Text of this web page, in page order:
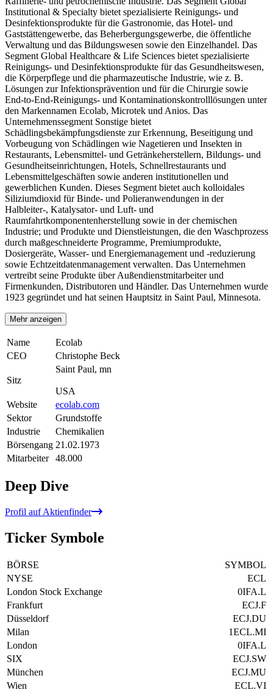
Institutional & Specialty bietet spezialisierte Reinigungs- und
Desinfektionsprodukte für die Gastronomie, das Hotel- und
Gaststättengewerbe, das Beherbergungsgewerbe, die öffentliche
Verwaltung und das Bildungswesen sowie den Einzelhandel. Das
Segment Global Healthcare & Life Sciences bietet spezialisierte
Reinigungs- und Desinfektionsprodukte für das Gesundheitswesen,
die Körperpflege und die pharmazeutische Industrie, wie z. B.
Lösungen zur Infektionsprävention und für die Chirurgie sowie
End-to-End-Reinigungs- und Kontaminationskontrolllösungen unter
den Markennamen Ecolab, Microtek und Anios. Das
Unternehmenssegment Sonstige bietet
Schädlingsbekämpfungsdienste zur Erkennung, Beseitigung und
Vorbeugung von Schädlingen wie Nagetieren und Insekten in
Restaurants, Lebensmittel- und Getränkeherstellern, Bildungs- und
Gesundheitseinrichtungen, Hotels, Schnellrestaurants und
Lebensmittelgeschäften sowie anderen institutionellen und
gewerblichen Kunden. Dieses Segment bietet auch kolloidales
Siliziumdioxid für Binde- und Polieranwendungen in der
Halbleiter-, Katalysator- und Luft- und
Raumfahrtkomponentenherstellung sowie in der chemischen
Industrie; und Produkte und Dienstleistungen, die den Waschprozess
durch maßgeschneiderte Programme, Premiumprodukte,
Dosiergeräte, Wasser- und Energiemanagement und -reduzierung
sowie Echtzeitdatenmanagement verwalten. Das Unternehmen
vertreibt seine Produkte über Außendienstmitarbeiter und
Firmenkunden, Distributoren und Händler. Das Unternehmen wurde
1923 gegründet und hat seinen Hauptsitz in Saint Paul, Minnesota.
Mehr anzeigen
Name
Ecolab
CEO
Christophe Beck
Sitz
Saint Paul, mn
USA
Website
ecolab.com
Sektor
Grundstoffe
Industrie
Chemikalien
Börsengang 21.02.1973
Mitarbeiter
48.000
Deep Dive
Profil auf Aktienfinder
Ticker Symbole
BÖRSE
SYMBOL
NYSE
ECL
London Stock Exchange
0IFA.L
Frankfurt
ECJ.F
Düsseldorf
ECJ.DU
Milan
1ECL.MI
London
0IFA.L
SIX
ECJ.SW
München
ECJ.MU
Wien
ECL.VI